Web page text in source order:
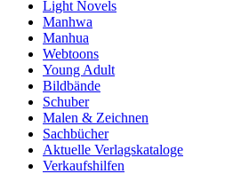
Light Novels
Manhwa
Manhua
Webtoons
Young Adult
Bildbände
Schuber
Malen & Zeichnen
Sachbücher
Aktuelle Verlagskataloge
Verkaufshilfen